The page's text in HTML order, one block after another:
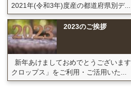
2021年(令和3年)度産の都道府県別デ...
2023のご挨拶
新年あけましておめでとうございま
クロップス」をご利用・ご活用いた...